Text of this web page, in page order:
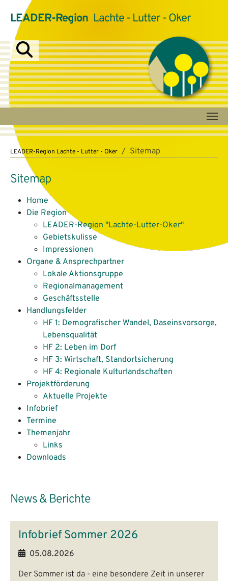
LEADER-Region Lachte - Lutter - Oker
Sie sind hier:
LEADER-Region Lachte - Lutter - Oker Sitemap
Sitemap
Home
Die Region
LEADER-Region "Lachte-Lutter-Oker"
Gebietskulisse
Impressionen
Organe & Ansprechpartner
Lokale Aktionsgruppe
Regionalmanagement
Geschäftsstelle
Handlungsfelder
HF 1: Demografischer Wandel, Daseinsvorsorge,
Lebensqualität
HF 2: Leben im Dorf
HF 3: Wirtschaft, Standortsicherung
HF 4: Regionale Kulturlandschaften
Projektförderung
Aktuelle Projekte
Infobrief
Termine
Themenjahr
Links
Downloads
News & Berichte
Infobrief Sommer 2026
05.08.2026
Der Sommer ist da - eine besondere Zeit in unserer